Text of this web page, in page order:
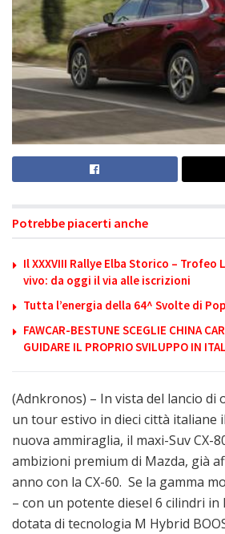
Potrebbe piacerti anche
Il XXXVIII Rallye Elba Storico –
vivo: da oggi il via alle iscrizioni
Tutta l’energia della 64^ Svolte di
FAWCAR-BESTUNE SCEGLIE CHINA
GUIDARE IL PROPRIO SVILUPPO IN
(Adnkronos) – In vista del lancio di
un tour estivo in dieci città italiane
nuova ammiraglia, il maxi-Suv CX-
ambizioni premium di Mazda, già
anno con la CX-60. Se la gamma
– con un potente diesel 6 cilindri in
dotata di tecnologia M Hybrid